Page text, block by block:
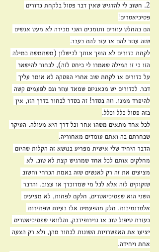
2. חשוב לי להדגיש שאין דבר פסול בלקחת כדורים
פסיכיאטרים!
הם בהחלט עוזרים ותומכים ואני מכירה לא מעט אנשים
שזה עוזר להם או עזר להם בעבר.
לקחת כדורים לא הופך אותך לכישלון (משתמשת במילה
הזו כי זו המילה שאמרו לי ביחס לזה), לבחור להישאר
על כדורים או לקחת שוב אחרי הפסקה לא אומר עליך
דבר. לכדורים יש מכאניזם שמאד עוזר וגם לפעמים קשה
להיפרד ממנו. וזה בסדר! זה בסדר לבחור בדרך הזו, אין
בזה פסול כלל וכלל.
לכל אחד מתאים משהו אחר וכל דרך היא מעולה. העיקר
שבחרתם בה ואתם עומדים מאחוריה.
הדבר היחיד שלי אישית מפריע בנושא זה הקלות שהיום
מחלקים אותם לכל אחד שמרגיש קצת לא טוב. לא
מציעים את זה רק לאנשים שזה באמת הכרחי וחשוב
שזקוקים לזה אלא לכל מי שמדוכדך או עצוב. והדבר
השני הוא שפסיכיאטרים, חלקם לפחות, לא מציעים
אלטרנטיבות. חלק מהפעמים אלו בעיות שפתירות
בעזרת טיפול טוב או נוירופידבק, והלוואי שפסיכיאטרים
יציעו את האפשרויות השונות לבחור מהן, ולא רק הצעה
אחת ויחידה.